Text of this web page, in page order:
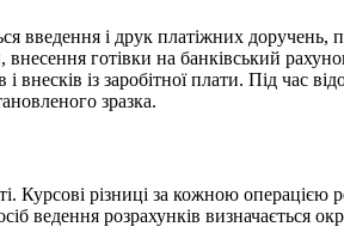
введення і друк платіжних
готівки на банківський
із заробітної плати. Під час
зразка.
різниці за кожною операцією
ведення розрахунків визначається